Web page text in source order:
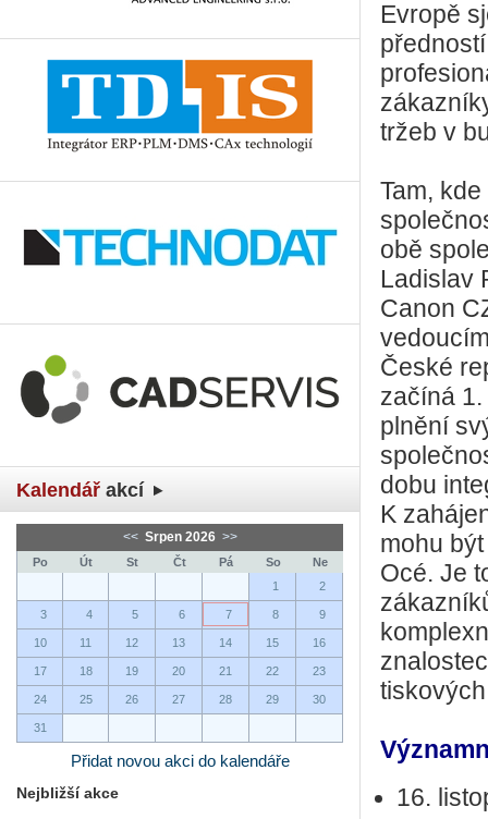
Kalendář akcí
<< Srpen 2026 >>
Po Út St Čt Pá So
Ne
1
2
3 4 5 6 7 8 9
10 11 12 13 14 15 16
17 18 19 20 21 22 23
24 25 26 27 28 29 30
31
Přidat novou akci do kalendáře
Nejbližší akce
Evropě
tržeb v
Tam,
obě
Ladislav
Canon
České
začíná
plnění
dobu
K
mohu
Océ. Je
16.